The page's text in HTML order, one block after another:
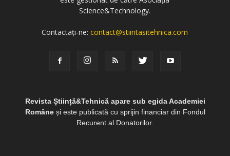
Science&Technology.
Contactați-ne:contact@stiintasitehnica.com
Revista Știință&Tehnică apare sub egida Academiei
Româneși este publicată cu sprijin financiar din Fondul
Recurent al Donatorilor.